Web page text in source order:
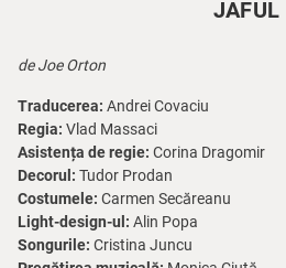
JAFUL
de Joe Orton
Traducerea: Andrei Covaciu
Regia: Vlad Massaci
Asistența de regie: Corina Dragomir
Decorul: Tudor Prodan
Costumele: Carmen Secăreanu
Light-design-ul: Alin Popa
Songurile: Cristina Juncu